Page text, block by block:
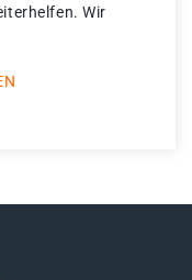
Wir